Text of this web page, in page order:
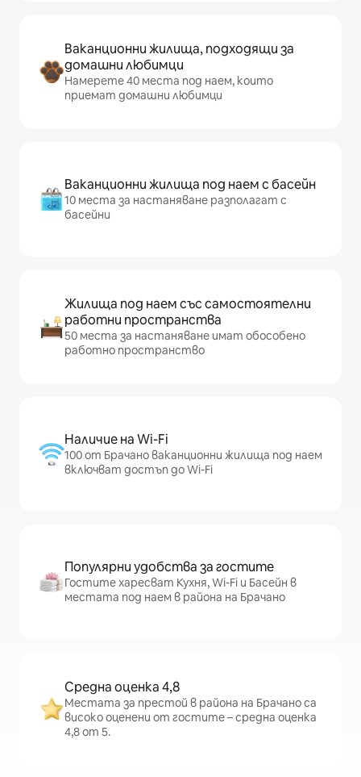
Ваканционни жилища, подходящи за
домашни любимци
Намерете 40 места под наем, които
приемат домашни любимци
Ваканционни жилища под наем с басейн
10 места за настаняване разполагат с
басейни
Жилища под наем със самостоятелни
работни пространства
50 места за настаняване имат обособено
работно пространство
Наличие на Wi-Fi
100 от Брачано ваканционни жилища под наем
включват достъп до Wi-Fi
Популярни удобства за гостите
Гостите харесват Кухня, Wi-Fi и Басейн в
местата под наем в района на Брачано
Средна оценка 4,8
Местата за престой в района на Брачано са
високо оценени от гостите – средна оценка
4,8 от 5.